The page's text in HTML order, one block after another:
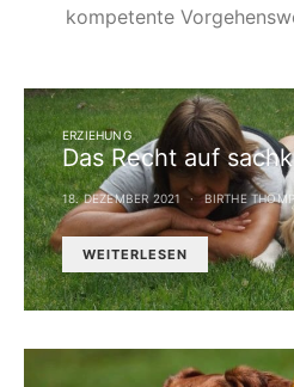
kompetente
ERZIEHUNG
Das Recht auf
18. DEZEMBER 2021 BIRTHE
WEITERLESEN